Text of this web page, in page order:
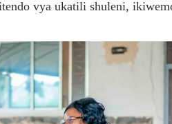
vya ukatili shuleni,